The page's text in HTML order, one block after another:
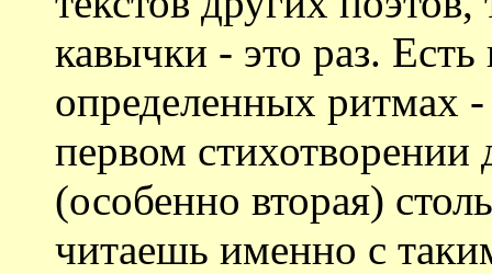
кавычки - это раз.
определенных ритмах
первом стихотворении
(особенно вторая)
читаешь именно с